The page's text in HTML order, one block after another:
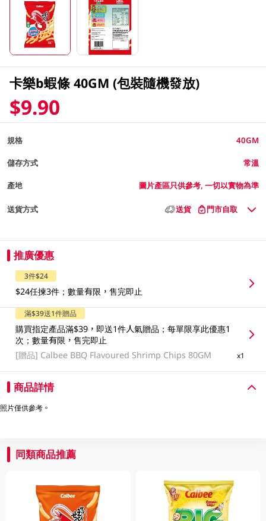
卡樂b蝦條 40GM (包裝隨機發放)
$9.90
規格 40GM
儲存方式 常溫
產地 圖片產區只供參考, 一切以實物為準
送貨方式 送貨 門市自取
推廣優惠
3件$24
$24任揀3件；數量有限，售完即止
滿$39送1件贈品
購買指定產品滿$39，即送1件人氣贈品；每單限享此優惠1
次；數量有限，售完即止
[贈品] Calbee BBQ Flavoured Shrimp Chips 80GM x1
商品詳情
照片僅供參考。
同類商品推薦